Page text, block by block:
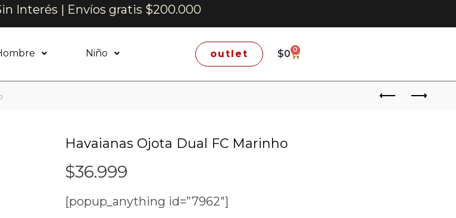
Interés | Envíos gratis $200.000
Niño outlet $0 0
Havaianas Ojota Dual FC Marinho
$36.999
[popup_anything id=”7962″]